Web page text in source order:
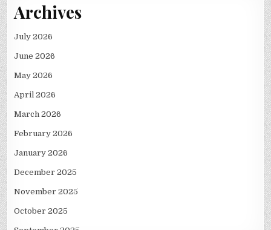
Archives
July 2026
June 2026
May 2026
April 2026
March 2026
February 2026
January 2026
December 2025
November 2025
October 2025